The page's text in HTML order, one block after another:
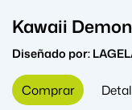
Kawaii
Diseñado por:
Comprar